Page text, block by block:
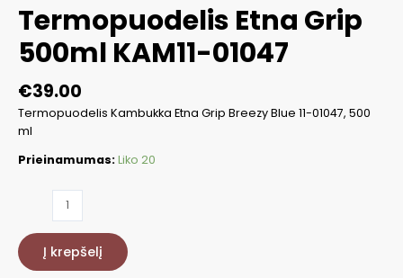
Termopuodelis Etna Grip
500ml KAM11-01047
€39.00
Termopuodelis Kambukka Etna Grip Breezy Blue 11-01047, 500
ml
Prieinamumas:Liko 20
produkto
Termopuodelis
Etna
Grip
Į krepšelį